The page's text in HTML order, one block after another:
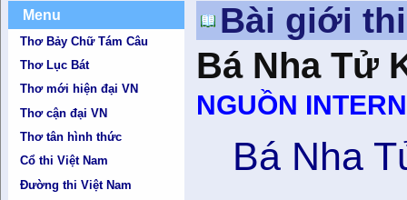
Menu
Thơ Bảy Chữ Tám Câu
Thơ Lục Bát
Thơ mới hiện đại VN
Thơ cận đại VN
Thơ tân hình thức
Cổ thi Việt Nam
Đường thi Việt Nam
Bài giới
Bá Nha Tử
NGUỒN
Bá Nha